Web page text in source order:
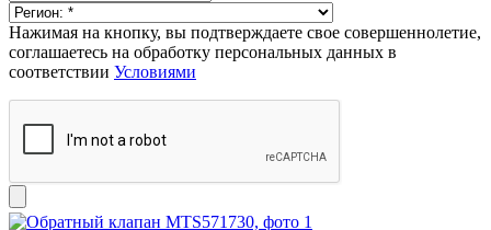
Нажимая на кнопку, вы подтверждаете свое совершеннолетие,
соглашаетесь на обработку персональных данных в
соответствии Условиями